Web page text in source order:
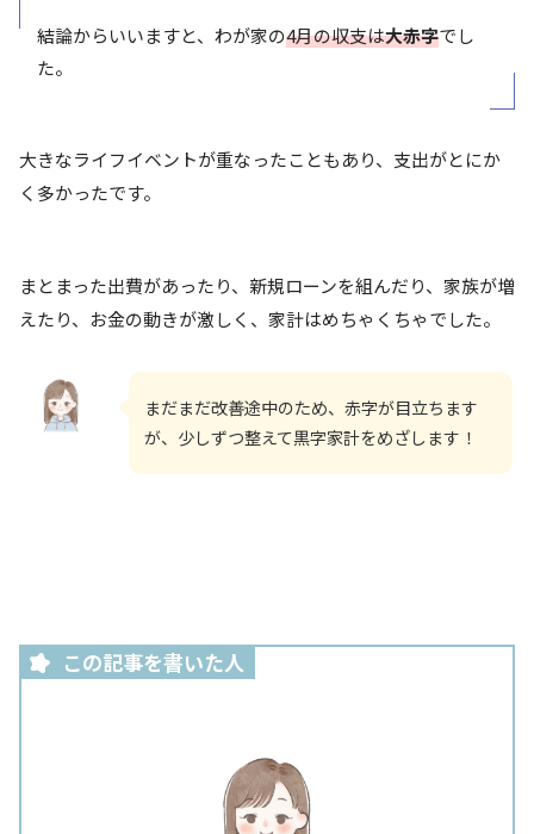
結論からいいますと、わが家の4月の収支は大赤字でし
た。
大きなライフイベントが重なったこともあり、支出がとにか
く多かったです。
まとまった出費があったり、新規ローンを組んだり、家族が増
えたり、お金の動きが激しく、家計はめちゃくちゃでした。
まだまだ改善途中のため、赤字が目立ちます
が、少しずつ整えて黒字家計をめざします！
この記事を書いた人